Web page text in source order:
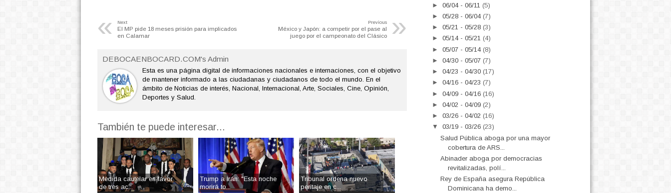
« Next
El MP pide 18 meses prisión para implicados
en Calamar
»
Previous
México y Japón: a competir por el pase al
juego por el campeonato del Clásico
DEBOCAENBOCARD.COM's Admin
Esta es una página digital de informaciones nacionales e internaciones, con el objetivo
de mantener informado a las ciudadanas y ciudadanos de todo el mundo. En el
ámbito de Noticias de interés, Nacional, Internacional, Arte, Sociales, Cine, Opinión,
Deportes y Salud.
También te puede interesar...
Medida cautelar en favor
de tres ac...
Trump a Irán: "Esta noche
morirá to...
Tribunal ordena nuevo
peritaje en c...
►06/04 - 06/11 (5)
►05/28 - 06/04 (7)
►05/21 - 05/28 (3)
►05/14 - 05/21 (4)
►05/07 - 05/14 (8)
►04/30 - 05/07 (7)
►04/23 - 04/30 (17)
►04/16 - 04/23 (7)
►04/09 - 04/16 (16)
►04/02 - 04/09 (2)
►03/26 - 04/02 (16)
▼03/19 - 03/26 (23)
Salud Pública aboga por una mayor
cobertura de ARS...
Abinader aboga por democracias
revitalizadas, polí...
Rey de España asegura República
Dominicana ha demo...